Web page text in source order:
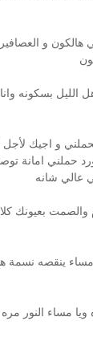
هالكون و
الليل بسكونه
و اجيك
حملني امانة
عالي شانه
والصمت بعيونك
ينقصه نسمة
ويا مساء النور